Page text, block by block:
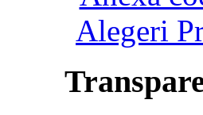
Alegeri